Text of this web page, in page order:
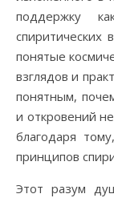
поддержку
спиритических
понятые
взглядов и
понятным,
и откровений
благодаря
принципов
Этот разум